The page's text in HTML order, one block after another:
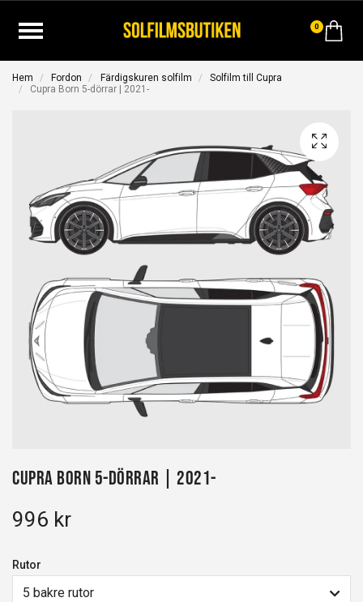
0
Hem Fordon Färdigskuren solfilm
Solfilm till Cupra
Cupra Born 5-dörrar | 2021-
Cupra Born 5-dörrar | 2021-
996 kr
Rutor
5 bakre rutor